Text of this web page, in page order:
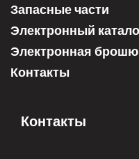
Запасные части
Электронный
Электронная
Контакты
Контакты